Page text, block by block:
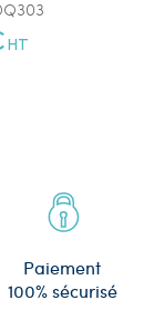
HT
Paiement
100% sécurisé